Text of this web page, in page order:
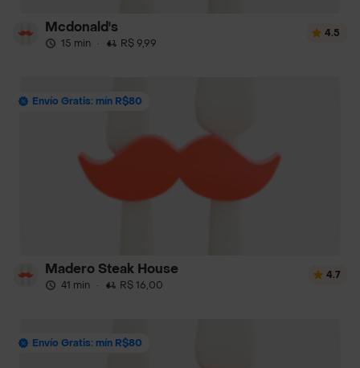
Mcdonald's
15 min · R$ 9,99
4.5
Envío Gratis: mín R$80
Madero Steak House
41 min · R$ 16,00
4.7
Envío Gratis: mín R$80